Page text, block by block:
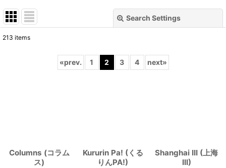
Search Settings
213 items
«prev. 1 2 3 4 next»
Columns (コラム
ス)
Kururin Pa! (くる
りんPA!)
Shanghai III (上海
III)